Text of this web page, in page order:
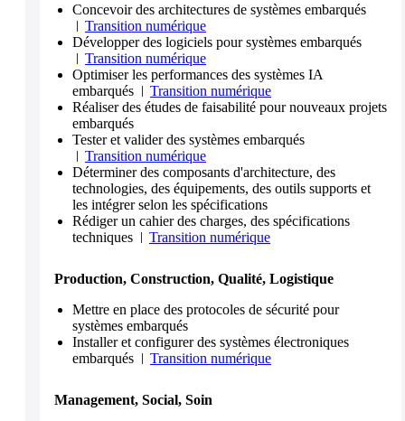
Concevoir des architectures de systèmes embarqués
Transition numérique
Développer des logiciels pour systèmes embarqués
Transition numérique
Optimiser les performances des systèmes IA
embarqués
Transition numérique
Réaliser des études de faisabilité pour nouveaux projets
embarqués
Tester et valider des systèmes embarqués
Transition numérique
Déterminer des composants d'architecture, des
technologies, des équipements, des outils supports et
les intégrer selon les spécifications
Rédiger un cahier des charges, des spécifications
techniques
Transition numérique
Production, Construction, Qualité, Logistique
Mettre en place des protocoles de sécurité pour
systèmes embarqués
Installer et configurer des systèmes électroniques
embarqués
Transition numérique
Management, Social, Soin